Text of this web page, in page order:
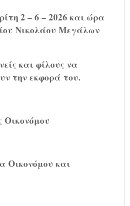
2 – 6 – 2026 και ώρα
Νικολάου Μεγάλων
και φίλους να
την εκφορά του.
Οικονόμου
Οικονόμου και